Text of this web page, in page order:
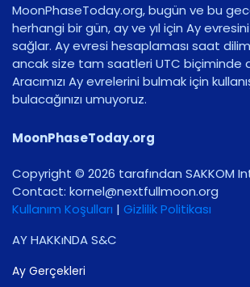
MoonPhaseToday.org, bugün ve bu
herhangi bir gün, ay ve yıl için Ay
sağlar. Ay evresi hesaplaması saat
ancak size tam saatleri UTC biçiminde
Aracımızı Ay evrelerini bulmak için
bulacağınızı umuyoruz.
MoonPhaseToday.org
Copyright © 2026 tarafından SAKKOM
Contact: gro.noomlluftxen@lenrok
Kullanım Koşulları | Gizlilik Politikası
AY HAKKıNDA S&C
Ay Gerçekleri